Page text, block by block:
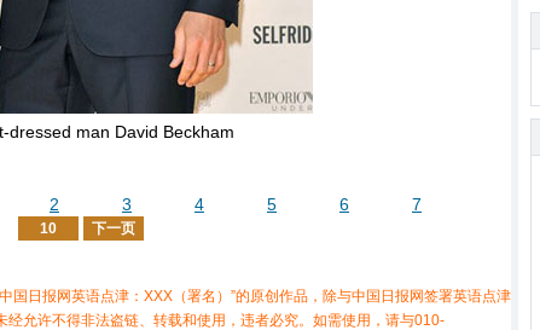
dressed man David Beckham
2 3 4 5 6 7
10 下一页
国日报网英语点津：XXX（署名）”的原创作品，除与中国日报网签署英语点津
允许不得非法盗链、转载和使用，违者必究。如需使用，请与010-